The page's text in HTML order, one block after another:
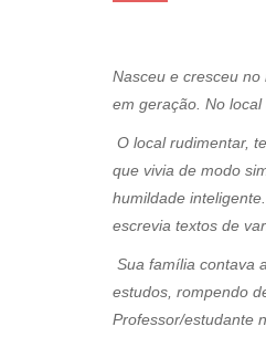
Nasceu e cresceu
em geração. No
O local rudimentar,
que vivia de modo
humildade
escrevia textos de
Sua família contava
estudos, rompendo
Professor/estudante